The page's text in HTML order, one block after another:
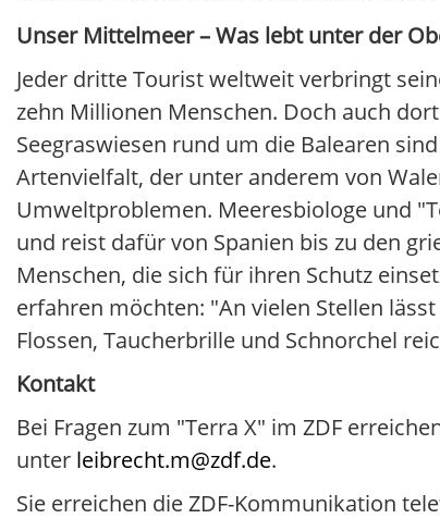
Unser Mittelmeer – Was lebt unter der
Jeder dritte Tourist weltweit verbringt
zehn Millionen Menschen. Doch auch
Seegraswiesen rund um die Balearen
Artenvielfalt, der unter anderem von
Umweltproblemen. Meeresbiologe und
und reist dafür von Spanien bis zu den
Menschen, die sich für ihren Schutz
erfahren möchten: "An vielen Stellen
Flossen, Taucherbrille und Schnorchel
Kontakt
Bei Fragen zum "Terra X" im ZDF
unter leibrecht.m@zdf.de.
Sie erreichen die ZDF-Kommunikation